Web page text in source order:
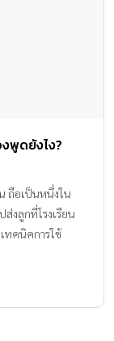
พูดยังไง?
น ถือเป็นหนึ่งใน
งลูกที่โรงเรียน
ทคนิคการใช้